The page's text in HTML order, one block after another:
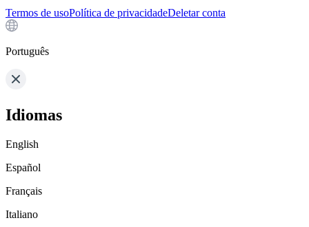
Termos de usoPolítica de privacidadeDeletar conta
Português
Idiomas
English
Español
Français
Italiano